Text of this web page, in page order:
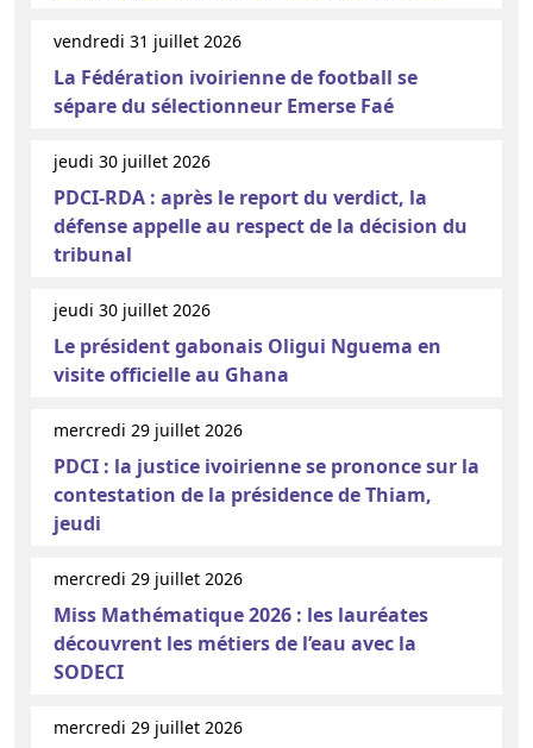
vendredi 31 juillet 2026
La Fédération ivoirienne de football se
sépare du sélectionneur Emerse Faé
jeudi 30 juillet 2026
PDCI-RDA : après le report du verdict, la
défense appelle au respect de la décision du
tribunal
jeudi 30 juillet 2026
Le président gabonais Oligui Nguema en
visite officielle au Ghana
mercredi 29 juillet 2026
PDCI : la justice ivoirienne se prononce sur la
contestation de la présidence de Thiam,
jeudi
mercredi 29 juillet 2026
Miss Mathématique 2026 : les lauréates
découvrent les métiers de l’eau avec la
SODECI
mercredi 29 juillet 2026